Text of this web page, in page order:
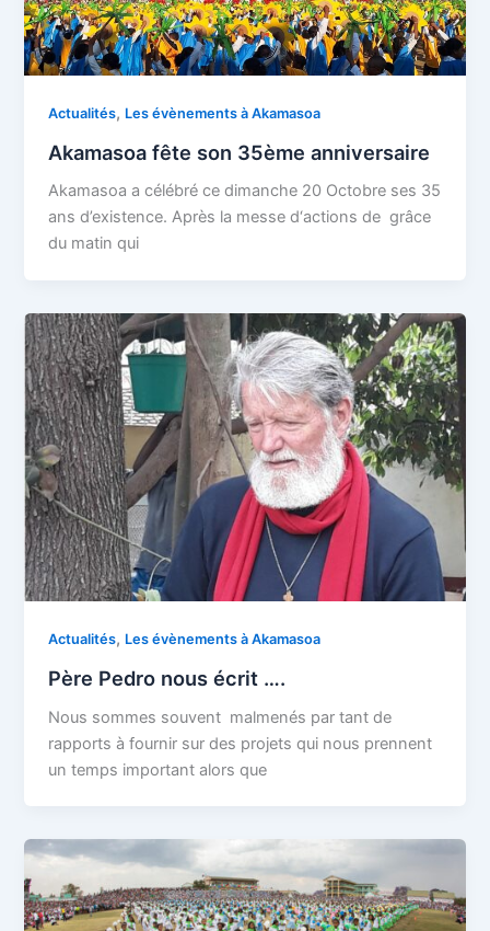
Actualités, Les évènements à Akamasoa
Akamasoa fête son 35ème anniversaire
Akamasoa a célébré ce dimanche 20 Octobre ses 35
ans d’existence. Après la messe d‘actions de grâce
du matin qui
Actualités, Les évènements à Akamasoa
Père Pedro nous écrit ….
Nous sommes souvent malmenés par tant de
rapports à fournir sur des projets qui nous prennent
un temps important alors que